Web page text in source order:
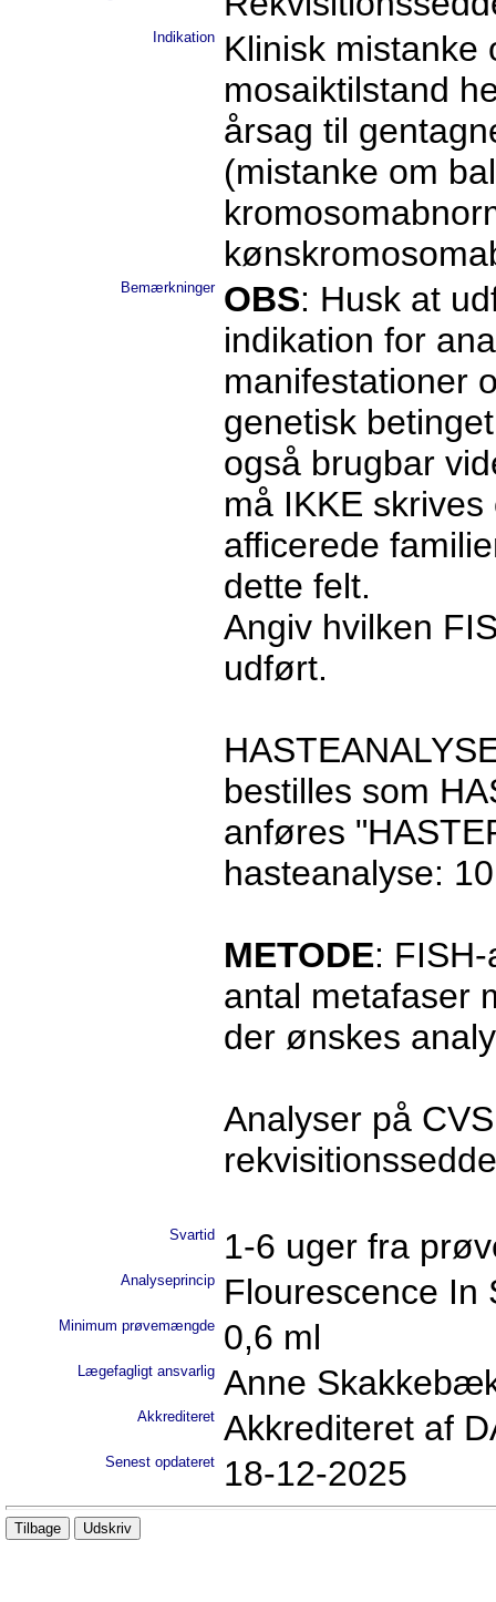
Indikation
Klinisk mistanke
mosaiktilstand
årsag til
(mistanke om
Bemærkninger OBS: Husk at
indikation for
manifestationer
genetisk
også brugbar
må IKKE
afficerede
dette felt.
Angiv hvilken
udført.
bestilles som
anføres
hasteanalyse:
METODE:
antal metafaser
der ønskes
Analyser på
Svartid 1-6 uger fra
Analyseprincip Flourescence In
Minimum prøvemængde 0,6 ml
Lægefagligt ansvarlig Anne
Akkrediteret Akkrediteret af
Senest opdateret 18-12-2025